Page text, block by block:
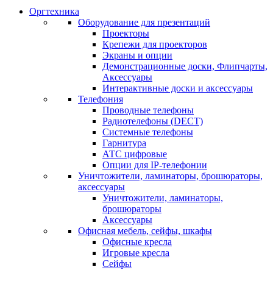
Оргтехника
Оборудование для презентаций
Проекторы
Крепежи для проекторов
Экраны и опции
Демонстрационные доски, Флипчарты,
Аксессуары
Интерактивные доски и аксессуары
Телефония
Проводные телефоны
Радиотелефоны (DECT)
Системные телефоны
Гарнитура
АТС цифровые
Опции для IP-телефонии
Уничтожители, ламинаторы, брошюраторы,
аксессуары
Уничтожители, ламинаторы,
брошюраторы
Аксессуары
Офисная мебель, сейфы, шкафы
Офисные кресла
Игровые кресла
Сейфы